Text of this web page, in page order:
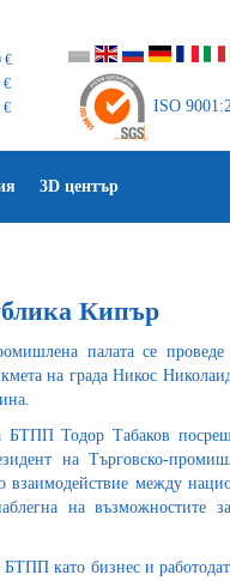
€
€
€
ISO
3D център
Кипър
палата се
на града Никос
БТПП Тодор Табаков
на Търговско-
взаимодействие между
на възможностите
като бизнес и